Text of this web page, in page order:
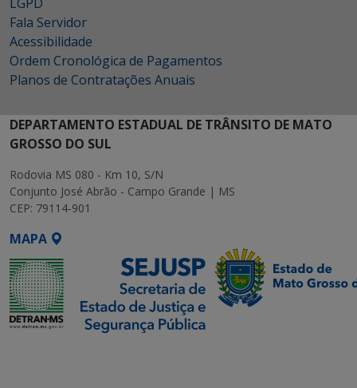
Fala Servidor
Acessibilidade
Ordem Cronológica de Pagamentos
Planos de Contratações Anuais
DEPARTAMENTO ESTADUAL DE TRÂNSITO DE MATO
GROSSO DO SUL
Rodovia MS 080 - Km 10, S/N
Conjunto José Abrão - Campo Grande | MS
CEP: 79114-901
MAPA